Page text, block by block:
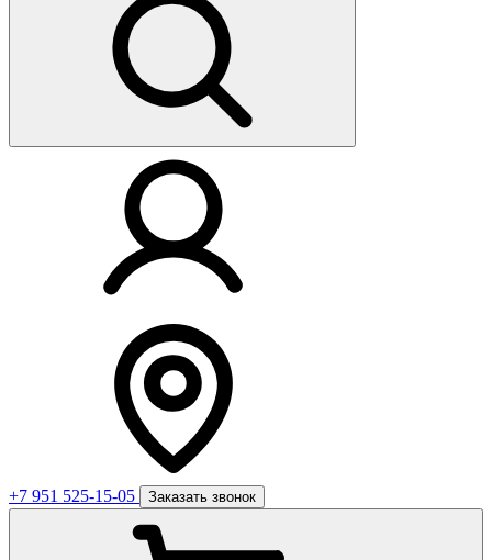
+7 951 525-15-05 Заказать звонок